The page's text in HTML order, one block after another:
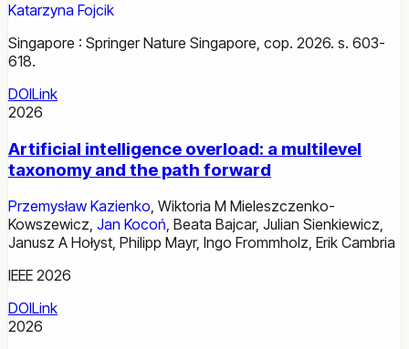
Katarzyna Fojcik
Singapore : Springer Nature Singapore, cop. 2026. s. 603-
618.
DOILink
2026
Artificial intelligence overload: a multilevel
taxonomy and the path forward
Przemysław Kazienko, Wiktoria M Mieleszczenko-
Kowszewicz, Jan Kocoń, Beata Bajcar, Julian Sienkiewicz,
Janusz A Hołyst, Philipp Mayr, Ingo Frommholz, Erik Cambria
IEEE 2026
DOILink
2026